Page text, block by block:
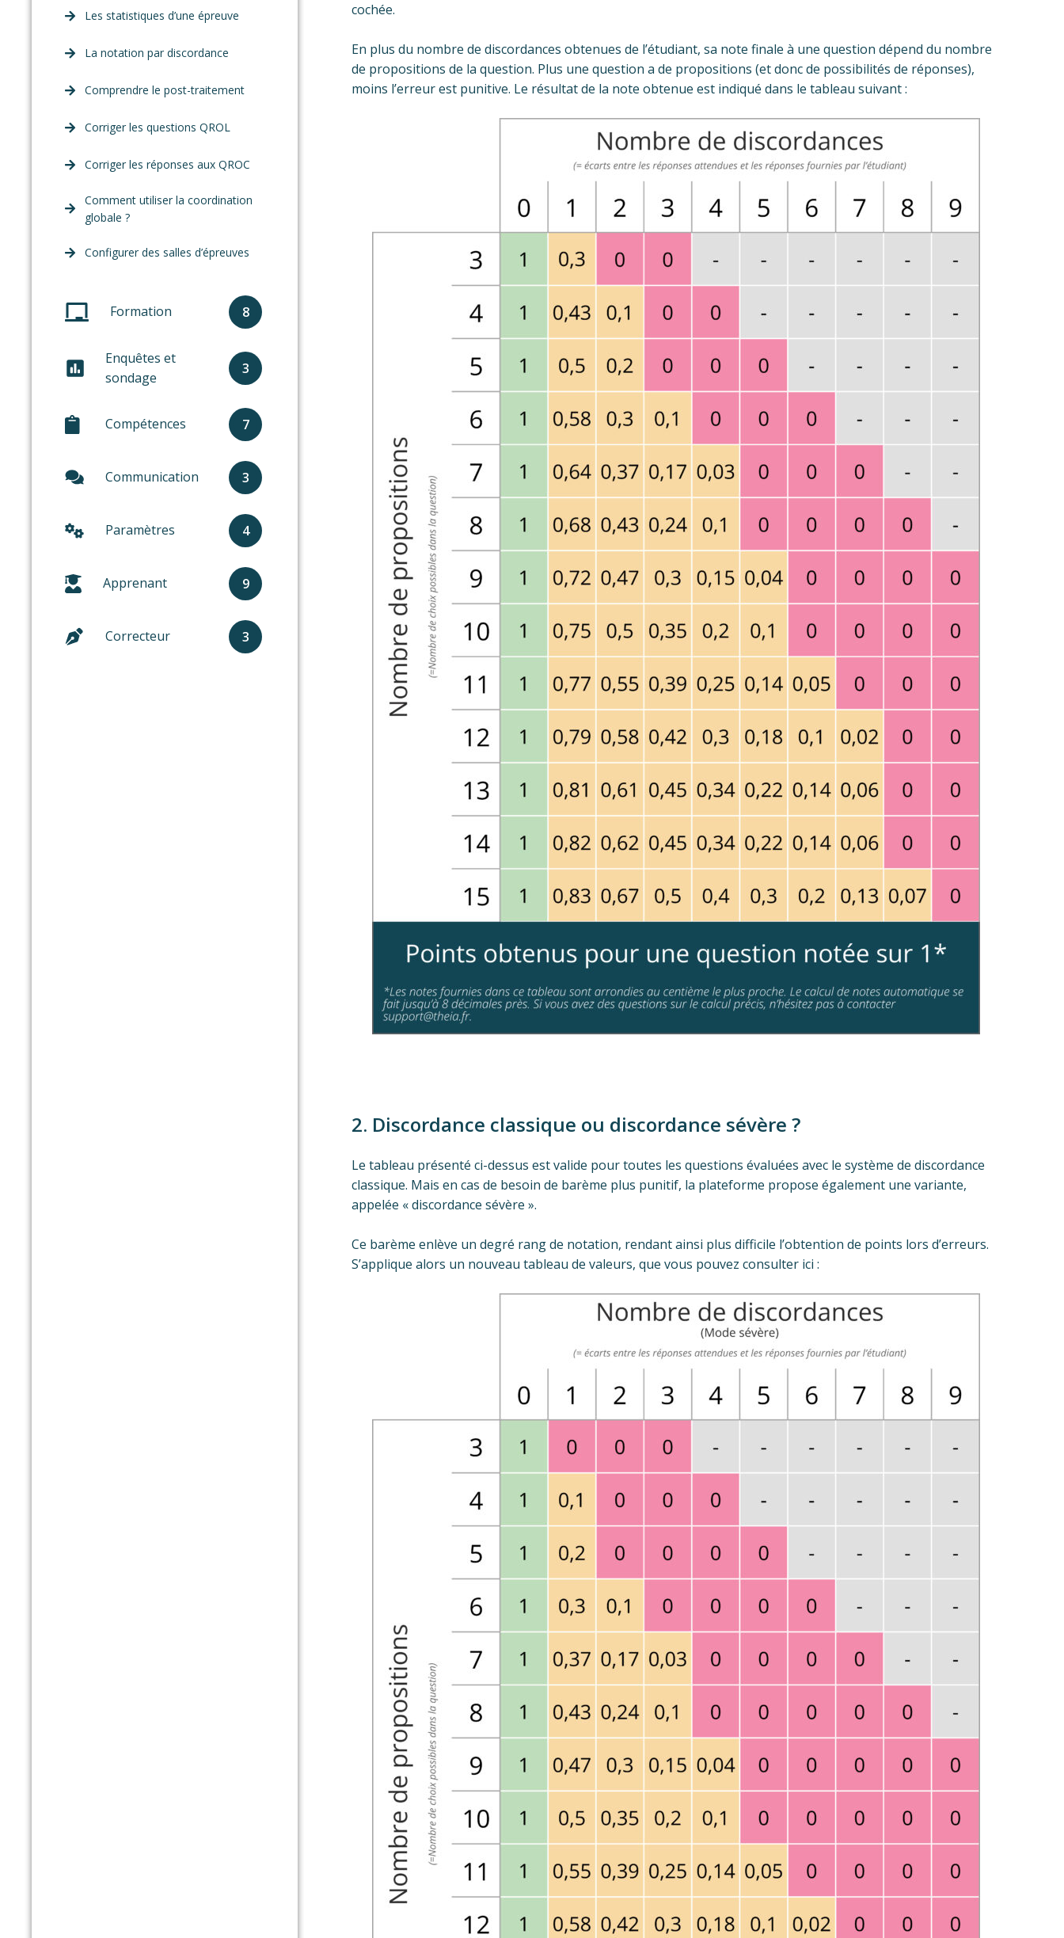
Les statistiques d’une épreuve
La notation par discordance
Comprendre le post-traitement
Corriger les questions QROL
Corriger les réponses aux QROC
Comment utiliser la coordination
globale ?
Configurer des salles d’épreuves
Formation 8
Enquêtes et
sondage
3
Compétences 7
Communication 3
Paramètres 4
Apprenant 9
Correcteur 3
cochée.
En plus du nombre de discordances obtenues de l’étudiant, sa note finale à une question dépend du nombre
de propositions de la question. Plus une question a de propositions (et donc de possibilités de réponses),
moins l’erreur est punitive. Le résultat de la note obtenue est indiqué dans le tableau suivant :
2. Discordance classique ou discordance sévère ?
Le tableau présenté ci-dessus est valide pour toutes les questions évaluées avec le système de discordance
classique. Mais en cas de besoin de barème plus punitif, la plateforme propose également une variante,
appelée « discordance sévère ».
Ce barème enlève un degré rang de notation, rendant ainsi plus difficile l’obtention de points lors d’erreurs.
S’applique alors un nouveau tableau de valeurs, que vous pouvez consulter ici :